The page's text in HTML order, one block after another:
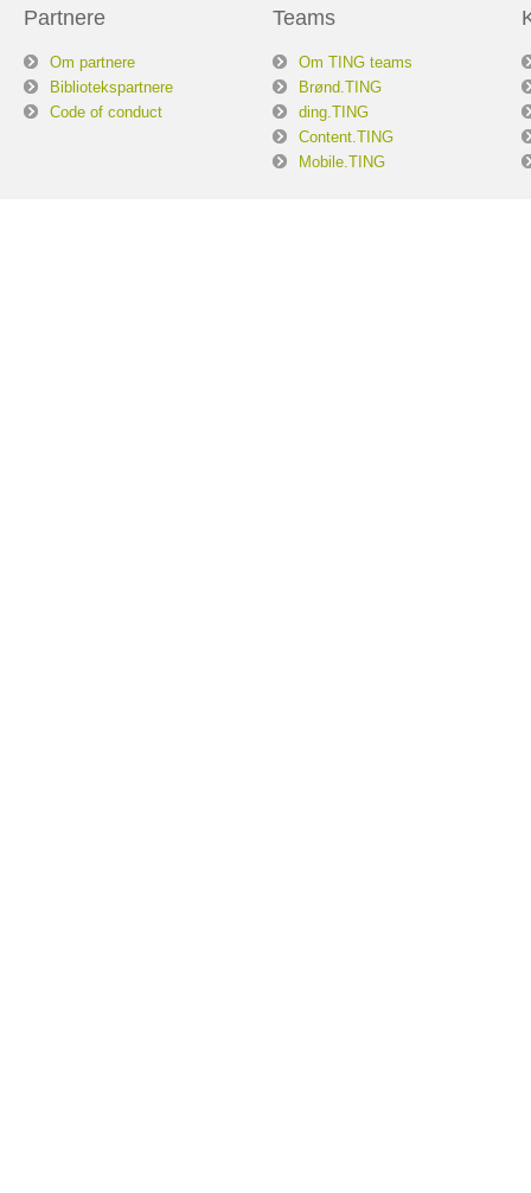
Partnere
Om partnere
Bibliotekspartnere
Code of conduct
Teams
Om TING teams
Brønd.TING
ding.TING
Content.TING
Mobile.TING